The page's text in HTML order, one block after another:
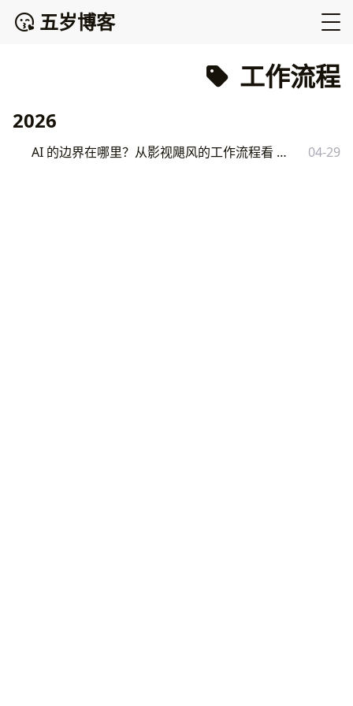
五岁博客
工作流程
2026
AI 的边界在哪里？从影视飓风的工作流程看 AI 使用方法论 04-29